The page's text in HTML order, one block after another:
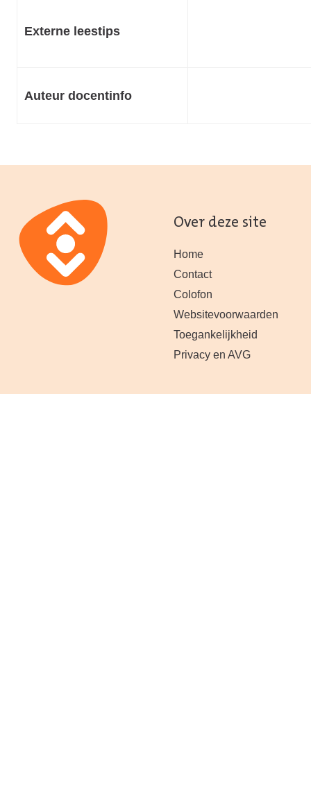
Externe leestips
Auteur docentinfo
Over deze site
Home
Contact
Colofon
Websitevoorwaarden
Toegankelijkheid
Privacy en AVG